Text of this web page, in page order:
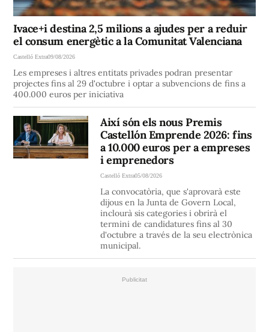
Ivace+i destina 2,5 milions a ajudes per a reduir
el consum energètic a la Comunitat Valenciana
Castelló Extra09/08/2026
Les empreses i altres entitats privades podran presentar
projectes fins al 29 d'octubre i optar a subvencions de fins a
400.000 euros per iniciativa
Així són els nous Premis
Castellón Emprende 2026: fins
a 10.000 euros per a empreses
i emprenedors
Castelló Extra05/08/2026
La convocatòria, que s'aprovarà este
dijous en la Junta de Govern Local,
inclourà sis categories i obrirà el
termini de candidatures fins al 30
d'octubre a través de la seu electrònica
municipal.